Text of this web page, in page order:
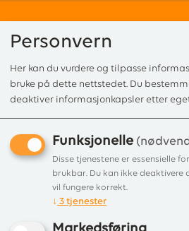
Forside/ Produkter/Gasspeiser/
Ingen produkter funnet
Liste
Personvern
Her kan du vurdere og tilpasse
bruke på dette nettstedet. Du
deaktiver informasjonkapsler etter
Funksjonelle
Disse tjenestene er essensielle
brukbar. Du kan ikke deaktivere
vil fungere korrekt.
↓ 3 tjenester